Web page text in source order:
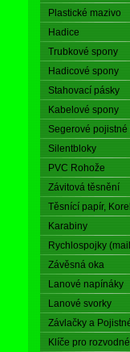
Plastické mazivo
Hadice
Trubkové spony
Hadicové spony
Stahovací pásky
Kabelové spony
Segerové pojistné
Silentbloky
PVC Rohože
Závitová těsnění
Těsnící papír,
Karabiny
Rychlospojky
Závěsná oka
Lanové napínáky
Lanové svorky
Závlačky a
Klíče pro